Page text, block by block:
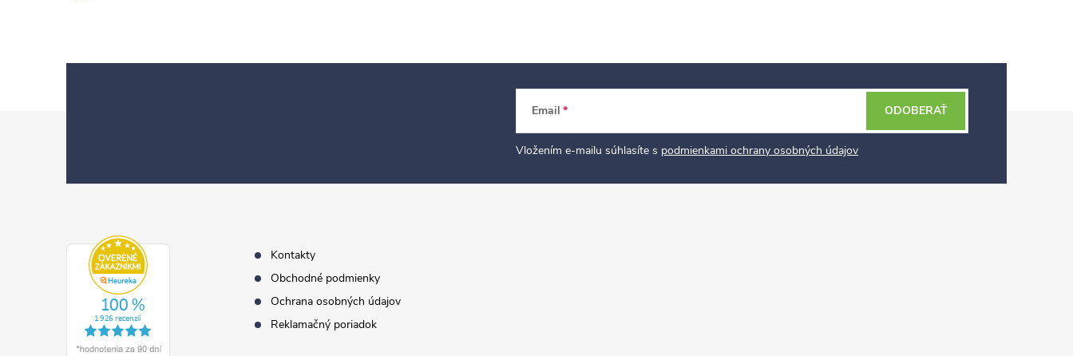
Email
Vložením e-mailu súhlasíte s podmienkami ochrany osobných údajov
ODOBERAŤ
Kontakty
Obchodné podmienky
Ochrana osobných údajov
Reklamačný poriadok